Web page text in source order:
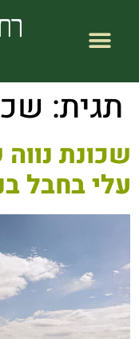
תגית:
שכונת
עלי בחבל